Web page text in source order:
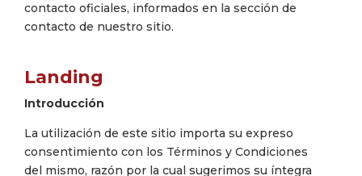
contacto oficiales, informados en la sección de
contacto de nuestro sitio.
Landing
Introducción
La utilización de este sitio importa su expreso
consentimiento con los Términos y Condiciones
del mismo, razón por la cual sugerimos su íntegra